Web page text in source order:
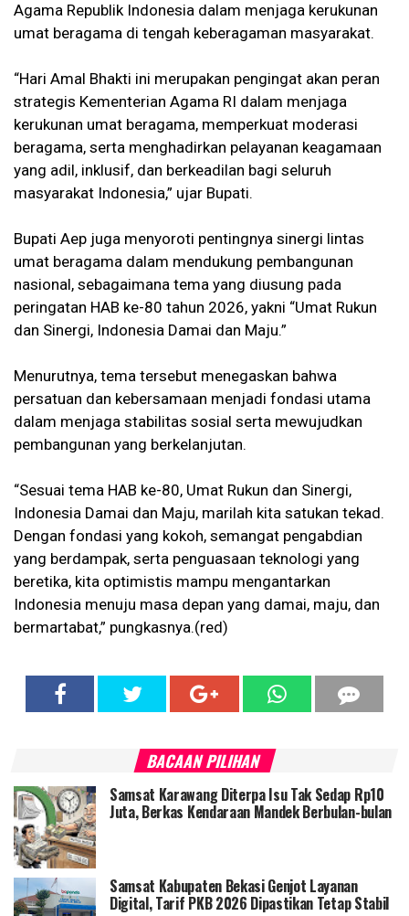
Agama Republik Indonesia dalam menjaga kerukunan
umat beragama di tengah keberagaman masyarakat.
“Hari Amal Bhakti ini merupakan pengingat akan peran
strategis Kementerian Agama RI dalam menjaga
kerukunan umat beragama, memperkuat moderasi
beragama, serta menghadirkan pelayanan keagamaan
yang adil, inklusif, dan berkeadilan bagi seluruh
masyarakat Indonesia,” ujar Bupati.
Bupati Aep juga menyoroti pentingnya sinergi lintas
umat beragama dalam mendukung pembangunan
nasional, sebagaimana tema yang diusung pada
peringatan HAB ke-80 tahun 2026, yakni “Umat Rukun
dan Sinergi, Indonesia Damai dan Maju.”
Menurutnya, tema tersebut menegaskan bahwa
persatuan dan kebersamaan menjadi fondasi utama
dalam menjaga stabilitas sosial serta mewujudkan
pembangunan yang berkelanjutan.
“Sesuai tema HAB ke-80, Umat Rukun dan Sinergi,
Indonesia Damai dan Maju, marilah kita satukan tekad.
Dengan fondasi yang kokoh, semangat pengabdian
yang berdampak, serta penguasaan teknologi yang
beretika, kita optimistis mampu mengantarkan
Indonesia menuju masa depan yang damai, maju, dan
bermartabat,” pungkasnya.(red)
BACAAN PILIHAN
Samsat Karawang Diterpa Isu Tak Sedap Rp10
Juta, Berkas Kendaraan Mandek Berbulan-bulan
Samsat Kabupaten Bekasi Genjot Layanan
Digital, Tarif PKB 2026 Dipastikan Tetap Stabil